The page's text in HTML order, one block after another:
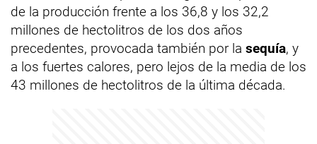
de la producción frente a los 36,8 y los 32,2
millones de hectolitros de los dos años
precedentes, provocada también por la sequía, y
a los fuertes calores, pero lejos de la media de los
43 millones de hectolitros de la última década.